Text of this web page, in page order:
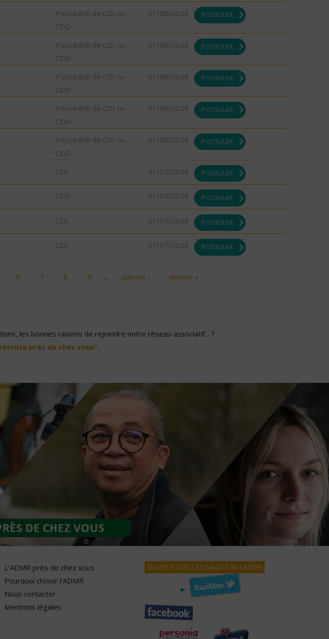
Possibilité de CDI ou
CDD
01/08/2026 POSTULER
Possibilité de CDI ou
CDD
01/08/2026 POSTULER
Possibilité de CDI ou
CDD
01/08/2026 POSTULER
Possibilité de CDI ou
CDD
01/08/2026 POSTULER
Possibilité de CDI ou
CDD
01/08/2026 POSTULER
CDI 31/07/2026 POSTULER
CDD 31/07/2026 POSTULER
CDI 31/07/2026 POSTULER
CDI 31/07/2026 POSTULER
6 7 8 9 … suivant › dernier »
les bonnes raisons de rejoindre notre réseau associatif... ?
près de chez vous".
L'ADMR près de chez vous
Pourquoi choisir l'ADMR
Nous contacter
Mentions légales